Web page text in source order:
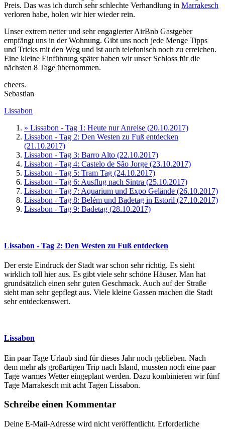
Preis. Das was ich durch sehr schlechte Verhandlung in Marrakesch
verloren habe, holen wir hier wieder rein.
Unser extrem netter und sehr engagierter AirBnb Gastgeber
empfängt uns in der Wohnung. Gibt uns noch jede Menge Tipps
und Tricks mit den Weg und ist auch telefonisch noch zu erreichen.
Eine kleine Einführung später haben wir unser Schloss für die
nächsten 8 Tage übernommen.
cheers.
Sebastian
Lissabon
» Lissabon - Tag 1: Heute nur Anreise (20.10.2017)
Lissabon - Tag 2: Den Westen zu Fuß entdecken
(21.10.2017)
Lissabon - Tag 3: Barro Alto (22.10.2017)
Lissabon - Tag 4: Castelo de São Jorge (23.10.2017)
Lissabon - Tag 5: Tram Tag (24.10.2017)
Lissabon - Tag 6: Ausflug nach Sintra (25.10.2017)
Lissabon - Tag 7: Aquarium und Expo Gelände (26.10.2017)
Lissabon - Tag 8: Belém und Badetag in Estoril (27.10.2017)
Lissabon - Tag 9: Badetag (28.10.2017)
Lissabon - Tag 2: Den Westen zu Fuß entdecken
Der erste Eindruck der Stadt war schon sehr richtig. Es sieht
wirklich toll hier aus. Es gibt viele sehr schöne Häuser. Man hat
grundsätzlich einen sehr guten Geschmack. Auch auf der Straße
sieht man sehr gepflegt aus. Viele kleine Gassen machen die Stadt
sehr entdeckenswert.
Lissabon
Ein paar Tage Urlaub sind für dieses Jahr noch geblieben. Nach
dem mehr als großartigen Trip nach Island, mussten noch eine paar
Tage warmes Wetter eingeplant werden. Dazu kombinieren wir fünf
Tage Marrakesch mit acht Tagen Lissabon.
Schreibe einen Kommentar
Deine E-Mail-Adresse wird nicht veröffentlicht. Erforderliche